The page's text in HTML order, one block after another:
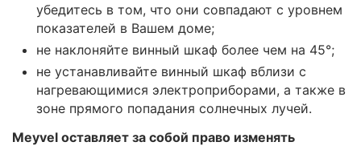
убедитесь в том, что они совпадают с уровнем
показателей в Вашем доме;
не наклоняйте винный шкаф более чем на 45°;
не устанавливайте винный шкаф вблизи с
нагревающимися электроприборами, а также в
зоне прямого попадания солнечных лучей.
Meyvel оставляет за собой право изменять